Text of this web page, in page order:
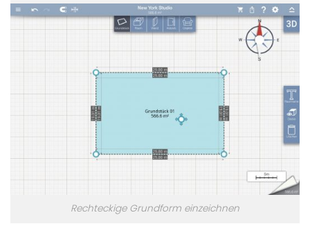
Rechteckige Grundform einzeichnen